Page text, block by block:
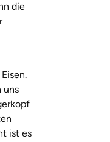
die
uns
ist es